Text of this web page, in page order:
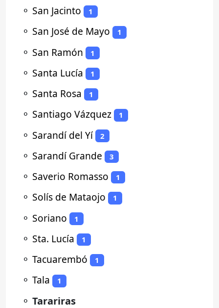
⚬ San Jacinto 1
⚬ San José de Mayo 1
⚬ San Ramón 1
⚬ Santa Lucía 1
⚬ Santa Rosa 1
⚬ Santiago Vázquez 1
⚬ Sarandí del Yí 2
⚬ Sarandí Grande 3
⚬ Saverio Romasso 1
⚬ Solís de Mataojo 1
⚬ Soriano 1
⚬ Sta. Lucía 1
⚬ Tacuarembó 1
⚬ Tala 1
⚬ Tarariras